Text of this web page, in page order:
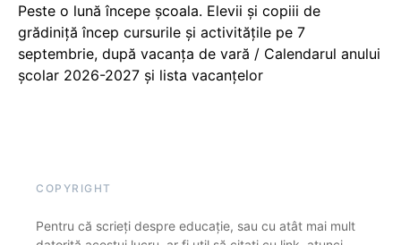
Peste o lună începe școala. Elevii și copiii de
grădiniță încep cursurile și activitățile pe 7
septembrie, după vacanța de vară / Calendarul anului
școlar 2026-2027 și lista vacanțelor
COPYRIGHT
Pentru că scrieți despre educație, sau cu atât mai mult